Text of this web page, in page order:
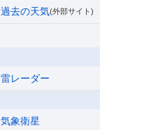
過去の天気(外部サイト)
雷レーダー
気象衛星